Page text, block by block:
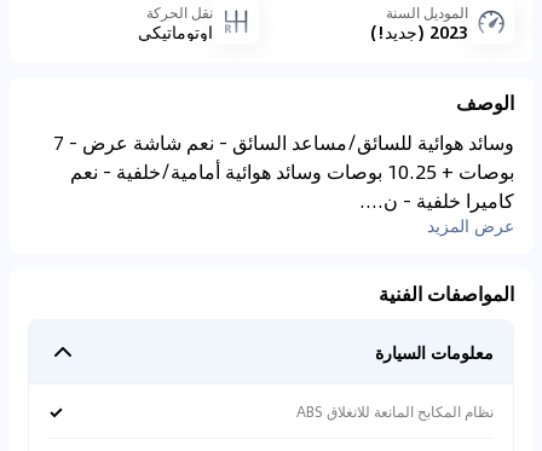
الموديل السنة
2023 (جديد!)
نقل الحركة
اوتوماتيكي
الوصف
وسائد هوائية للسائق/مساعد السائق - نعم شاشة عرض - 7
بوصات + 10.25 بوصات وسائد هوائية أمامية/خلفية - نعم
كاميرا خلفية - ن....
عرض المزيد
المواصفات الفنية
معلومات السيارة
نظام المكابح المانعة للانغلاق ABS ✓